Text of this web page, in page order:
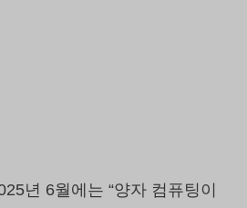
년 6월에는 “양자 컴퓨팅이